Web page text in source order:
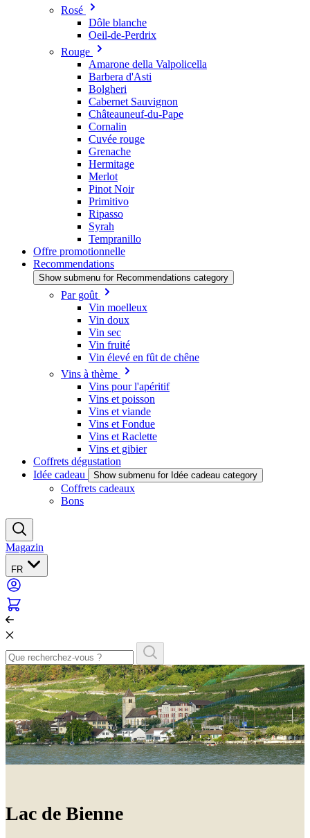
Rosé
Dôle blanche
Oeil-de-Perdrix
Rouge
Amarone della Valpolicella
Barbera d'Asti
Bolgheri
Cabernet Sauvignon
Châteauneuf-du-Pape
Cornalin
Cuvée rouge
Grenache
Hermitage
Merlot
Pinot Noir
Primitivo
Ripasso
Syrah
Tempranillo
Offre promotionnelle
Recommendations
Show submenu for Recommendations category
Par goût
Vin moelleux
Vin doux
Vin sec
Vin fruité
Vin élevé en fût de chêne
Vins à thème
Vins pour l'apéritif
Vins et poisson
Vins et viande
Vins et Fondue
Vins et Raclette
Vins et gibier
Coffrets dégustation
Idée cadeau
Show submenu for Idée cadeau category
Coffrets cadeaux
Bons
Magazin
FR
Lac de Bienne